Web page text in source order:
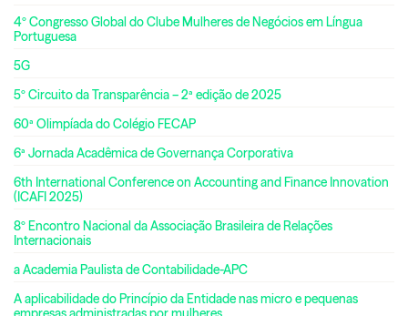
4º Congresso Global do Clube Mulheres de Negócios em Língua
Portuguesa
5G
5º Circuito da Transparência – 2ª edição de 2025
60ª Olimpíada do Colégio FECAP
6ª Jornada Acadêmica de Governança Corporativa
6th International Conference on Accounting and Finance Innovation
(ICAFI 2025)
8º Encontro Nacional da Associação Brasileira de Relações
Internacionais
a Academia Paulista de Contabilidade-APC
A aplicabilidade do Princípio da Entidade nas micro e pequenas